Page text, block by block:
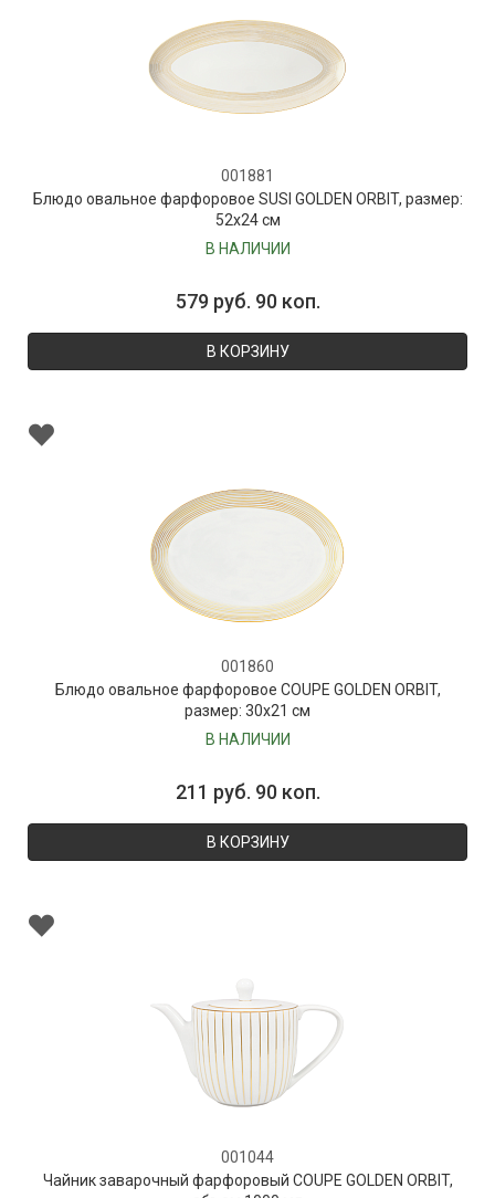
001881
Блюдо овальное фарфоровое SUSI GOLDEN ORBIT, размер:
52х24 см
В НАЛИЧИИ
579 руб. 90 коп.
В КОРЗИНУ
001860
Блюдо овальное фарфоровое COUPE GOLDEN ORBIT,
размер: 30х21 см
В НАЛИЧИИ
211 руб. 90 коп.
В КОРЗИНУ
001044
Чайник заварочный фарфоровый COUPE GOLDEN ORBIT,